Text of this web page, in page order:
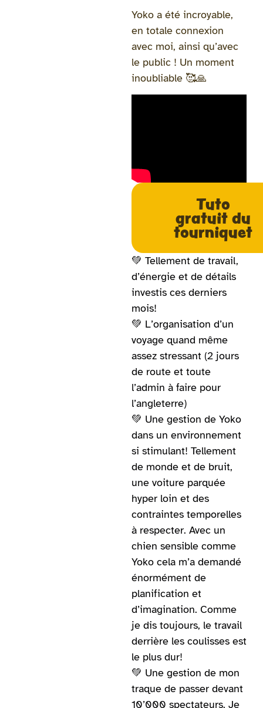
Yoko a été incroyable,
en totale connexion
avec moi, ainsi qu’avec
le public ! Un moment
inoubliable 🥰🙏
Tuto
gratuit du
tourniquet
💚 Tellement de travail,
d’énergie et de détails
investis ces derniers
mois!
💚 L’organisation d’un
voyage quand même
assez stressant (2 jours
de route et toute
l’admin à faire pour
l’angleterre)
💚 Une gestion de Yoko
dans un environnement
si stimulant! Tellement
de monde et de bruit,
une voiture parquée
hyper loin et des
contraintes temporelles
à respecter. Avec un
chien sensible comme
Yoko cela m’a demandé
énormément de
planification et
d’imagination. Comme
je dis toujours, le travail
derrière les coulisses est
le plus dur!
💚 Une gestion de mon
traque de passer devant
10’000 spectateurs. Je